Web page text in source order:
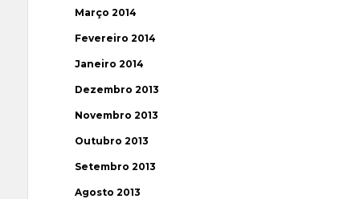
Março 2014
Fevereiro 2014
Janeiro 2014
Dezembro 2013
Novembro 2013
Outubro 2013
Setembro 2013
Agosto 2013